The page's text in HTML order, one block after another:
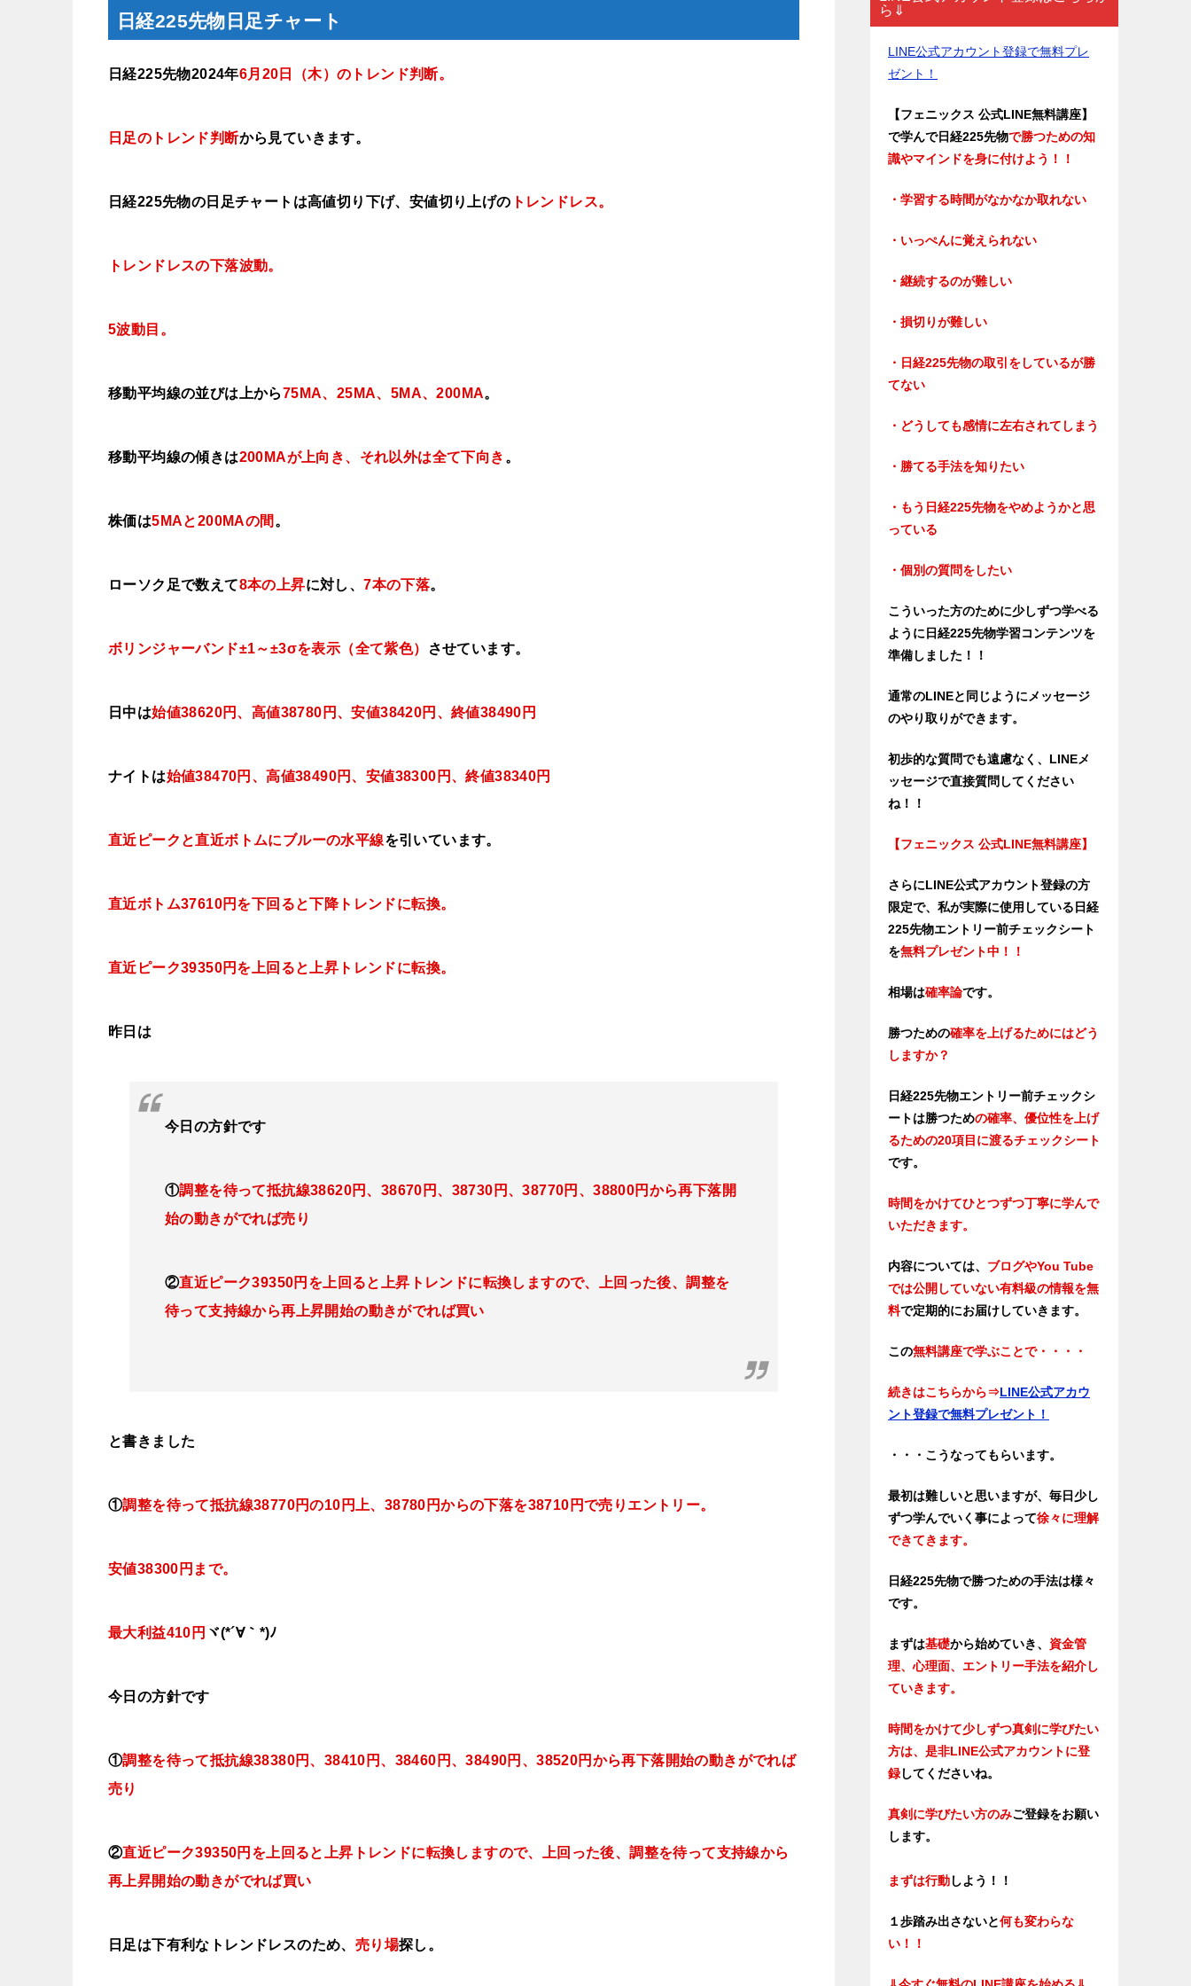
日経225先物日足チャート
日経225先物2024年6月20日 （木）のトレンド判断。
日足のトレンド判断から見ていきます。
日経225先物の日足チャートは高値切り下げ、安値切り上げの トレンドレス。
トレンドレスの下落波動。
5波動目。
移動平均線の並びは上から75MA、25MA、5MA、200MA。
移動平均線の傾きは200MAが上向き、それ以外は全て下向き 。
株価は5MAと200MAの間 。
ローソク足で数えて8本の上昇に対し、7本の下落。
ボリンジャーバンド±1～±3σを表示（全て紫色） させています。
日中は始値38620円、高値38780円、安値38420円、終値38490 円
ナイトは始値38470円、高値38490円、安値38300円 、終値38340円
直近ピークと直近ボトムにブルーの水平線を引いています。
直近ボトム37610円を下回ると下降トレンドに転換。
直近ピーク39350円を上回ると上昇トレンドに転換。
昨日は
今日 の方針です
①調整を待って抵抗線38620円、38670 円、38730 円、38770円、38800円 から再下落開
始の動きがでれば売り
②直近ピーク39350円を上回ると上昇トレンドに転換しますので、上回った後、調整を
待って支持線から再上昇開始の動きがでれば買い
と書きました
①調整を待って抵抗線38770円の10円上、38780 円からの下落を38710円で売りエントリー。
安値38300円まで。
最大利益410円 ヾ(*´∀｀*)ﾉ
今日 の方針です
①調整を待って抵抗線38380円、38410 円、38460 円、38490円、38520円 から再下落開始の動きがでれば
売り
②直近ピーク39350円を上回ると上昇トレンドに転換しますので、上回った後、調整を待って支持線から
再上昇開始の動きがでれば買い
日足は下有利なトレンドレスのため、 売り場探し。
ら⇓
LINE公式アカウント登録で無料プレ
ゼント！
【フェニックス 公式LINE無料講座】
で学んで日経225先物で勝つための知
識やマインドを身に付けよう！！
・学習する時間がなかなか取れない
・いっぺんに覚えられない
・継続するのが難しい
・損切りが難しい
・日経225先物の取引をしているが勝
てない
・どうしても感情に左右されてしまう
・勝てる手法を知りたい
・もう日経225先物をやめようかと思
っている
・個別の質問をしたい
こういった方のために少しずつ学べる
ように日経225先物学習コンテンツを
準備しました！！
通常のLINEと同じようにメッセージ
のやり取りができます。
初歩的な質問でも遠慮なく、LINEメ
ッセージで直接質問してください
ね！！
【フェニックス 公式LINE無料講座】
さらにLINE公式アカウント登録の方
限定で、私が実際に使用している日経
225先物エントリー前チェックシート
を無料プレゼント中！！
相場は確率論です。
勝つための確率を上げるためにはどう
しますか？
日経225先物エントリー前チェックシ
ートは勝つための確率、優位性を上げ
るための20項目に渡るチェックシート
です。
時間をかけてひとつずつ丁寧に学んで
いただきます。
内容については、 ブログやYou Tube
では公開していない有料級の情報を無
料で定期的にお届けしていきます。
この無料講座で学ぶことで・・・・
続きはこちらから⇒LINE公式アカウ
ント登録で無料プレゼント！
・・・こうなってもらいます。
最初は難しいと思いますが、毎日少し
ずつ学んでいく事によって徐々に理解
できてきます。
日経225先物で勝つための手法は様々
です。
まずは基礎から始めていき、 資金管
理、心理面、エントリー手法を紹介し
ていきます。
時間をかけて少しずつ真剣に学びたい
方は、是非LINE公式アカウントに登
録してくださいね。
真剣に学びたい方のみご登録をお願い
します。
まずは行動しよう！！
１歩踏み出さないと何も変わらな
い！！